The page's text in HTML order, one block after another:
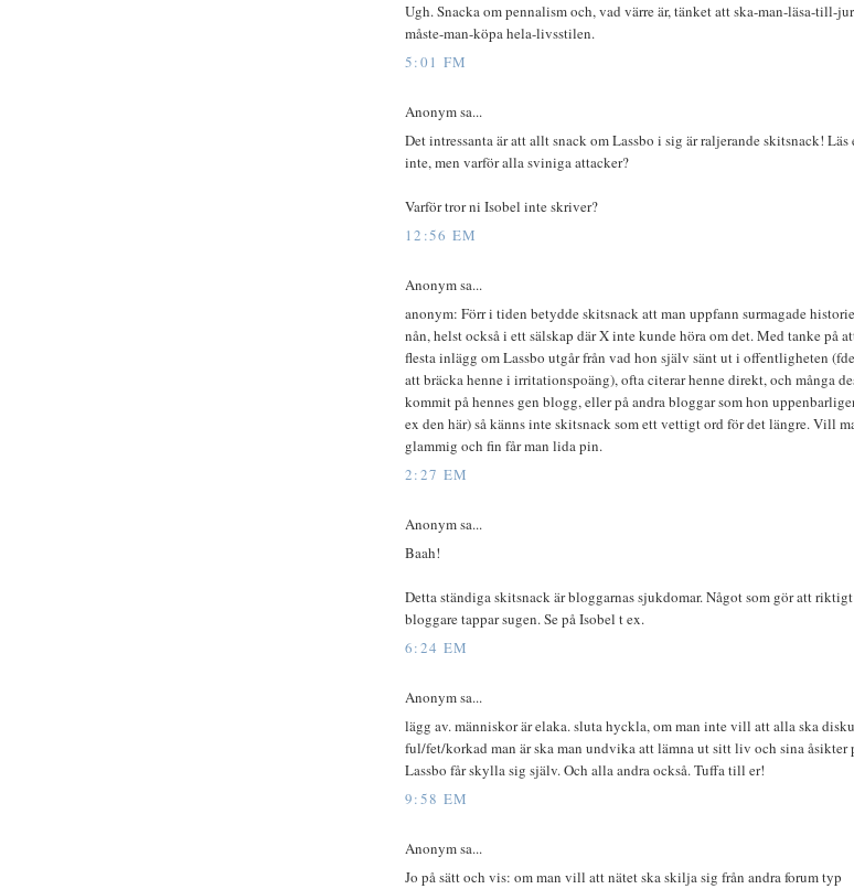
Ugh. Snacka om pennalism och, vad värre är, tänket att ska-man-läsa-till-
måste-man-köpa hela-livsstilen.
5:01 FM
Anonym sa...
Det intressanta är att allt snack om Lassbo i sig är raljerande skitsnack! Läs
inte, men varför alla sviniga attacker?
Varför tror ni Isobel inte skriver?
12:56 EM
Anonym sa...
anonym: Förr i tiden betydde skitsnack att man uppfann surmagade
nån, helst också i ett sälskap där X inte kunde höra om det. Med tanke på
flesta inlägg om Lassbo utgår från vad hon själv sänt ut i offentligheten
att bräcka henne i irritationspoäng), ofta citerar henne direkt, och många
kommit på hennes gen blogg, eller på andra bloggar som hon
ex den här) så känns inte skitsnack som ett vettigt ord för det längre. Vill
glammig och fin får man lida pin.
2:27 EM
Anonym sa...
Baah!
Detta ständiga skitsnack är bloggarnas sjukdomar. Något som gör att
bloggare tappar sugen. Se på Isobel t ex.
6:24 EM
Anonym sa...
lägg av. människor är elaka. sluta hyckla, om man inte vill att alla ska
ful/fet/korkad man är ska man undvika att lämna ut sitt liv och sina åsikter
Lassbo får skylla sig själv. Och alla andra också. Tuffa till er!
9:58 EM
Anonym sa...
Jo på sätt och vis: om man vill att nätet ska skilja sig från andra forum typ